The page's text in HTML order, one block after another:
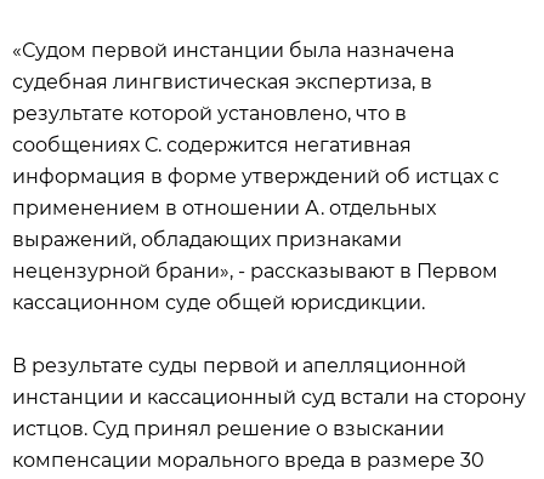
«Судом первой инстанции была назначена
судебная лингвистическая экспертиза, в
результате которой установлено, что в
сообщениях С. содержится негативная
информация в форме утверждений об истцах с
применением в отношении А. отдельных
выражений, обладающих признаками
нецензурной брани», - рассказывают в Первом
кассационном суде общей юрисдикции.
В результате суды первой и апелляционной
инстанции и кассационный суд встали на сторону
истцов. Суд принял решение о взыскании
компенсации морального вреда в размере 30